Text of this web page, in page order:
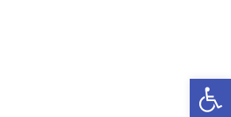
פתח סרגל נגישות